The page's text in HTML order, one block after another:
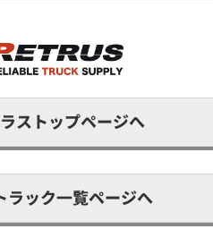
ストップページへ
ラック一覧ページへ